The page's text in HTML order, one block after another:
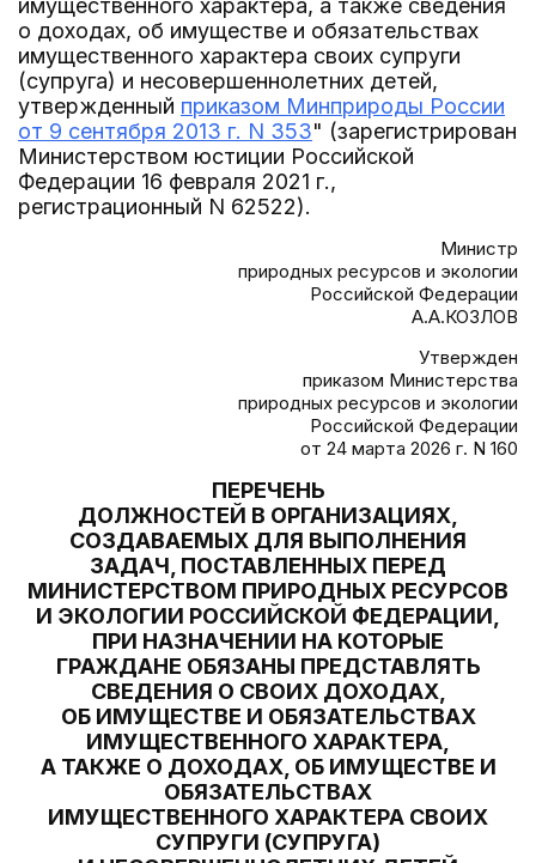
имущественного характера, а также сведения
о доходах, об имуществе и обязательствах
имущественного характера своих супруги
(супруга) и несовершеннолетних детей,
утвержденный приказом Минприроды России
от 9 сентября 2013 г. N 353" (зарегистрирован
Министерством юстиции Российской
Федерации 16 февраля 2021 г.,
регистрационный N 62522).
Министр
природных ресурсов и экологии
Российской Федерации
А.А.КОЗЛОВ
Утвержден
приказом Министерства
природных ресурсов и экологии
Российской Федерации
от 24 марта 2026 г. N 160
ПЕРЕЧЕНЬ
ДОЛЖНОСТЕЙ В ОРГАНИЗАЦИЯХ,
СОЗДАВАЕМЫХ ДЛЯ ВЫПОЛНЕНИЯ
ЗАДАЧ, ПОСТАВЛЕННЫХ ПЕРЕД
МИНИСТЕРСТВОМ ПРИРОДНЫХ РЕСУРСОВ
И ЭКОЛОГИИ РОССИЙСКОЙ ФЕДЕРАЦИИ,
ПРИ НАЗНАЧЕНИИ НА КОТОРЫЕ
ГРАЖДАНЕ ОБЯЗАНЫ ПРЕДСТАВЛЯТЬ
СВЕДЕНИЯ О СВОИХ ДОХОДАХ,
ОБ ИМУЩЕСТВЕ И ОБЯЗАТЕЛЬСТВАХ
ИМУЩЕСТВЕННОГО ХАРАКТЕРА,
А ТАКЖЕ О ДОХОДАХ, ОБ ИМУЩЕСТВЕ И
ОБЯЗАТЕЛЬСТВАХ
ИМУЩЕСТВЕННОГО ХАРАКТЕРА СВОИХ
СУПРУГИ (СУПРУГА)